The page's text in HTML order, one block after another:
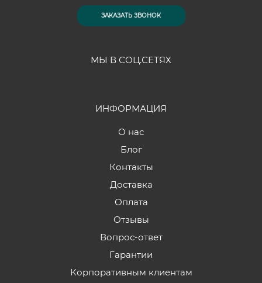
ЗАКАЗАТЬ ЗВОНОК
МЫ В СОЦ.СЕТЯХ
ИНФОРМАЦИЯ
О нас
Блог
Контакты
Доставка
Оплата
Отзывы
Вопрос-ответ
Гарантии
Корпоративным клиентам